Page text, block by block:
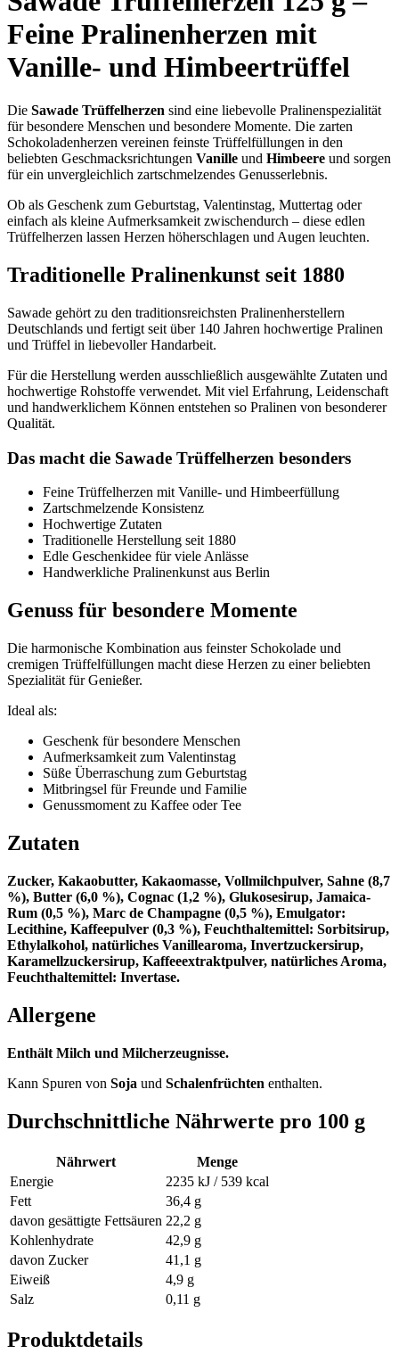
Feine Pralinenherzen mit
Vanille- und Himbeertrüffel
Die Sawade Trüffelherzen sind eine liebevolle Pralinenspezialität
für besondere Menschen und besondere Momente. Die zarten
Schokoladenherzen vereinen feinste Trüffelfüllungen in den
beliebten Geschmacksrichtungen Vanille und Himbeere und sorgen
für ein unvergleichlich zartschmelzendes Genusserlebnis.
Ob als Geschenk zum Geburtstag, Valentinstag, Muttertag oder
einfach als kleine Aufmerksamkeit zwischendurch – diese edlen
Trüffelherzen lassen Herzen höherschlagen und Augen leuchten.
Traditionelle Pralinenkunst seit 1880
Sawade gehört zu den traditionsreichsten Pralinenherstellern
Deutschlands und fertigt seit über 140 Jahren hochwertige Pralinen
und Trüffel in liebevoller Handarbeit.
Für die Herstellung werden ausschließlich ausgewählte Zutaten und
hochwertige Rohstoffe verwendet. Mit viel Erfahrung, Leidenschaft
und handwerklichem Können entstehen so Pralinen von besonderer
Qualität.
Das macht die Sawade Trüffelherzen besonders
Feine Trüffelherzen mit Vanille- und Himbeerfüllung
Zartschmelzende Konsistenz
Hochwertige Zutaten
Traditionelle Herstellung seit 1880
Edle Geschenkidee für viele Anlässe
Handwerkliche Pralinenkunst aus Berlin
Genuss für besondere Momente
Die harmonische Kombination aus feinster Schokolade und
cremigen Trüffelfüllungen macht diese Herzen zu einer beliebten
Spezialität für Genießer.
Ideal als:
Geschenk für besondere Menschen
Aufmerksamkeit zum Valentinstag
Süße Überraschung zum Geburtstag
Mitbringsel für Freunde und Familie
Genussmoment zu Kaffee oder Tee
Zutaten
Zucker, Kakaobutter, Kakaomasse, Vollmilchpulver, Sahne (8,7
%), Butter (6,0 %), Cognac (1,2 %), Glukosesirup, Jamaica-
Rum (0,5 %), Marc de Champagne (0,5 %), Emulgator:
Lecithine, Kaffeepulver (0,3 %), Feuchthaltemittel: Sorbitsirup,
Ethylalkohol, natürliches Vanillearoma, Invertzuckersirup,
Karamellzuckersirup, Kaffeeextraktpulver, natürliches Aroma,
Feuchthaltemittel: Invertase.
Allergene
Enthält Milch und Milcherzeugnisse.
Kann Spuren von Soja und Schalenfrüchten enthalten.
Durchschnittliche Nährwerte pro 100 g
Nährwert
Menge
Energie
2235 kJ / 539 kcal
Fett
36,4 g
davon gesättigte Fettsäuren 22,2 g
Kohlenhydrate
42,9 g
davon Zucker
41,1 g
Eiweiß
4,9 g
Salz
0,11 g
Produktdetails